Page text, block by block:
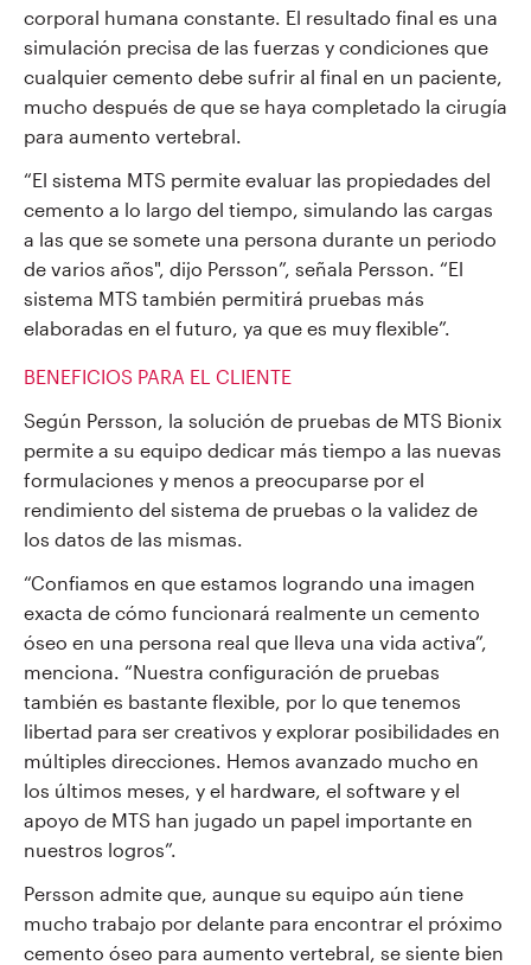
corporal humana constante. El resultado final es una
simulación precisa de las fuerzas y condiciones que
cualquier cemento debe sufrir al final en un paciente,
mucho después de que se haya completado la cirugía
para aumento vertebral.
“El sistema MTS permite evaluar las propiedades del
cemento a lo largo del tiempo, simulando las cargas
a las que se somete una persona durante un periodo
de varios años", dijo Persson”, señala Persson. “El
sistema MTS también permitirá pruebas más
elaboradas en el futuro, ya que es muy flexible”.
BENEFICIOS PARA EL CLIENTE
Según Persson, la solución de pruebas de MTS Bionix
permite a su equipo dedicar más tiempo a las nuevas
formulaciones y menos a preocuparse por el
rendimiento del sistema de pruebas o la validez de
los datos de las mismas.
“Confiamos en que estamos logrando una imagen
exacta de cómo funcionará realmente un cemento
óseo en una persona real que lleva una vida activa”,
menciona. “Nuestra configuración de pruebas
también es bastante flexible, por lo que tenemos
libertad para ser creativos y explorar posibilidades en
múltiples direcciones. Hemos avanzado mucho en
los últimos meses, y el hardware, el software y el
apoyo de MTS han jugado un papel importante en
nuestros logros”.
Persson admite que, aunque su equipo aún tiene
mucho trabajo por delante para encontrar el próximo
cemento óseo para aumento vertebral, se siente bien